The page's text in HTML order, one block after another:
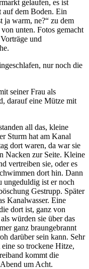
gelaufen, es ist
dem Boden. Ein
ja warm, ne?“ zu dem
unten. Fotos gemacht
und
nur noch die
seiner Frau als
darauf eine Mütze mit
all das, kleine
Sturm hat am Kanal
dort waren, da war sie
Nacken zur Seite. Kleine
vertreiben sie, oder es
dort hin. Dann
ungeduldig ist er noch
Gestrupp. Später
Kanalwasser. Eine
dort ist, ganz von
würden sie über das
ganz braungebrannt
darüber sein kann. Sehr
so trockene Hitze,
kommt die
um Acht.